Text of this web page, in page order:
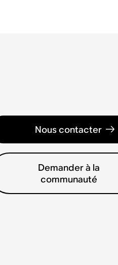
Nous contacter
Demander à la
communauté